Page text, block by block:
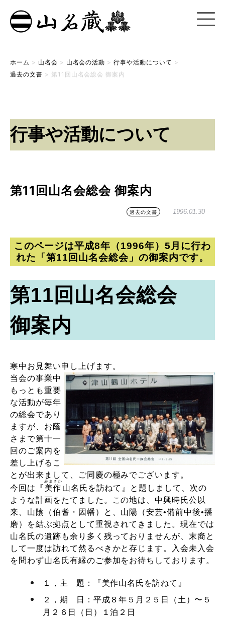
ホーム > 山名会 > 山名会の活動 >行事や活動について >
過去の文書 > 第11回山名会総会 御案内
行事や活動について
第11回山名会総会 御案内
過去の文書 1996.01.30
このページは平成8年（1996年）5月に行わ
れた「第11回山名会総会」の御案内です。
第11回山名会総会
御案内
寒中お見舞い申し上げます。
当会の事業中
もっとも重要
な活動が毎年
の総会であり
ますが、お蔭
さまで第十一
回のご案内を
差し上げるこ
とが出来まして、ご同慶の極みでございます。
今回は『 美作
みまさか
山名氏を訪ねて』と題しまして、次の
ような計画をたてました。この地は、中興時氏公以
来、山陰（伯耆・因幡）と、山陽（安芸•備前中後•播
磨）を結ぶ拠点として重視されてきました。現在では
山名氏の遺跡も余り多く残っておりませんが、末裔と
して一度は訪れて然るべきかと存じます。入会未入会
を問わず山名氏有縁のご参加をお待ちしております。
１，主 題：『美作山名氏を訪ねて』
２，期 日：平成８年５月２５日（土）〜５
月２６日（日）１泊２日